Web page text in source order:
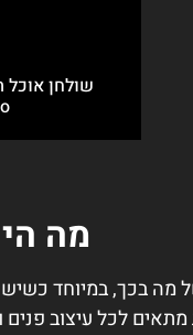
שולחן אוכל
מה
מה בכך, במיוחד
לכל עיצוב פנים